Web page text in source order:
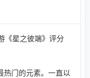
热门的元素。一直以